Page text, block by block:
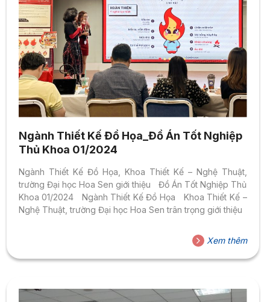
Ngành Thiết Kế Đồ Họa_Đồ Án Tốt Nghiệp
Thủ Khoa 01/2024
Ngành Thiết Kế Đồ Họa, Khoa Thiết Kế – Nghệ Thuật,
trường Đại học Hoa Sen giới thiệu Đồ Án Tốt Nghiệp Thủ
Khoa 01/2024 Ngành Thiết Kế Đồ Họa Khoa Thiết Kế –
Nghệ Thuật, trường Đại học Hoa Sen trân trọng giới thiệu
Xem thêm